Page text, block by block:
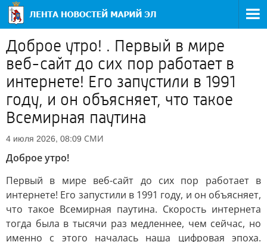
Доброе утро! . Первый в мире
веб-сайт до сих пор работает в
интернете! Его запустили в 1991
году, и он объясняет, что такое
Всемирная паутина
4 июля 2026, 08:09 СМИ
Доброе утро!
Первый в мире веб-сайт до сих пор работает в
интернете! Его запустили в 1991 году, и он объясняет,
что такое Всемирная паутина. Скорость интернета
тогда была в тысячи раз медленнее, чем сейчас, но
именно с этого началась наша цифровая эпоха.